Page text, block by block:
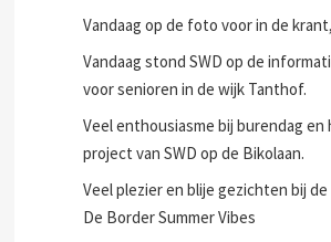
Vandaag op de foto voor in de
Vandaag stond SWD op de
voor senioren in de wijk Tanthof.
Veel enthousiasme bij burendag
project van SWD op de Bikolaan.
Veel plezier en blije gezichten bij de
De Border Summer Vibes